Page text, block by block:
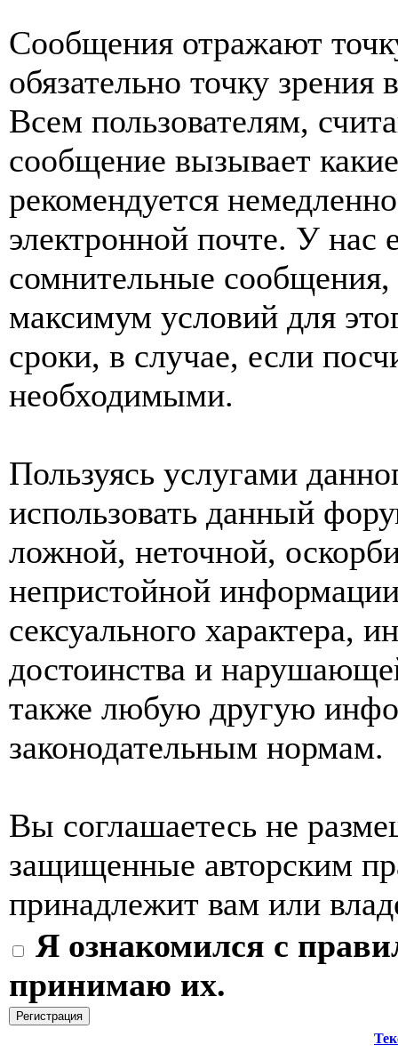
Сообщения отражают
обязательно точку
Всем пользователям,
сообщение вызывает
рекомендуется
электронной почте. У нас
сомнительные
максимум условий для
сроки, в случае, если
необходимыми.
Пользуясь услугами
использовать данный
ложной, неточной,
непристойной
сексуального характера,
достоинства и
также любую другую
законодательным нормам.
Вы соглашаетесь не
защищенные авторским
принадлежит вам или
Я ознакомился с
принимаю их.